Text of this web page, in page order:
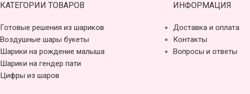
КАТЕГОРИИ ТОВАРОВ
Готовые решения из шариков
Воздушные шары букеты
Шарики на рождение малыша
Шарики на гендер пати
Цифры из шаров
ИНФОРМАЦИЯ
Доставка и оплата
Контакты
Вопросы и ответы